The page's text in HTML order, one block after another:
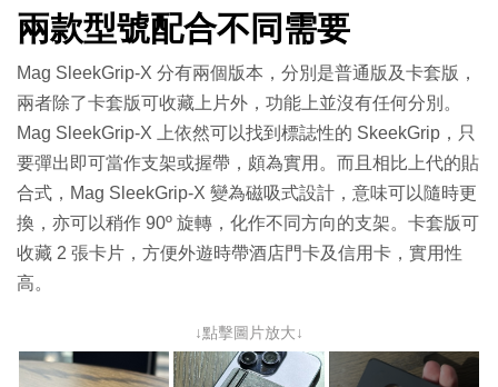
兩款型號配合不同需要
Mag SleekGrip-X 分有兩個版本，分別是普通版及卡套版，
兩者除了卡套版可收藏上片外，功能上並沒有任何分別。
Mag SleekGrip-X 上依然可以找到標誌性的 SkeekGrip，只
要彈出即可當作支架或握帶，頗為實用。而且相比上代的貼
合式，Mag SleekGrip-X 變為磁吸式設計，意味可以隨時更
換，亦可以稍作 90º 旋轉，化作不同方向的支架。卡套版可
收藏 2 張卡片，方便外遊時帶酒店門卡及信用卡，實用性
高。
↓點擊圖片放大↓